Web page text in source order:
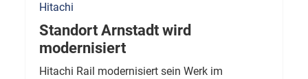
Hitachi
Standort Arnstadt wird
modernisiert
Hitachi Rail modernisiert sein Werk im